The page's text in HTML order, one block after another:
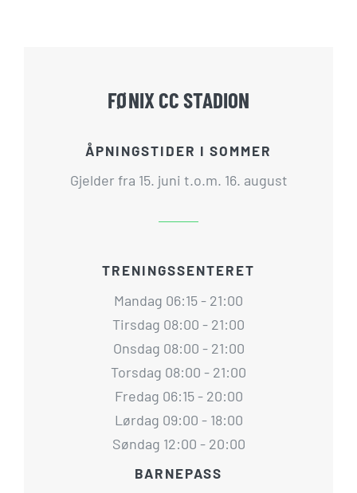
FØNIX CC STADION
ÅPNINGSTIDER I SOMMER
Gjelder fra 15. juni t.o.m. 16. august
TRENINGSSENTERET
Mandag 06:15 - 21:00
Tirsdag 08:00 - 21:00
Onsdag 08:00 - 21:00
Torsdag 08:00 - 21:00
Fredag 06:15 - 20:00
Lørdag 09:00 - 18:00
Søndag 12:00 - 20:00
BARNEPASS